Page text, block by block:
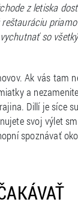
z letiska
so
Ak vás tam
a
Dillí je síce
svoj výlet
spoznávať